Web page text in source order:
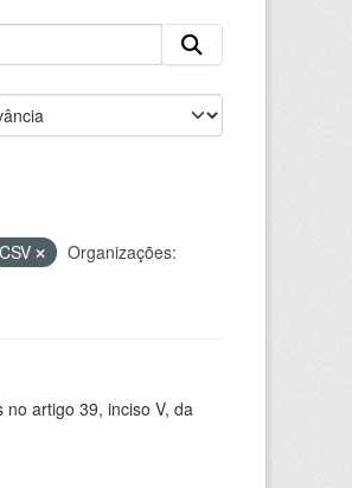
CSV
Organizações:
artigo 39, inciso V, da